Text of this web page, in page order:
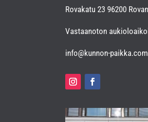
Rovakatu 23 96200
Vastaanoton
info@kunnon-paikka.com